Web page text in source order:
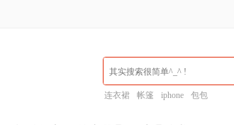
连衣裙 帐篷 iphone 包包